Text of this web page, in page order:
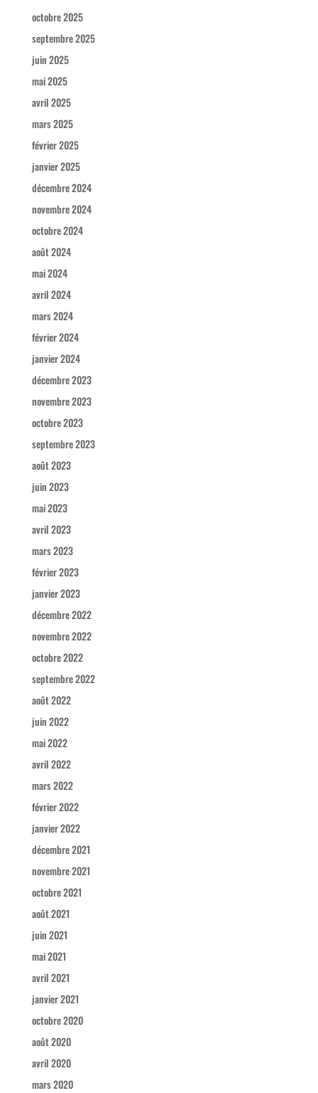
octobre 2025
septembre 2025
juin 2025
mai 2025
avril 2025
mars 2025
février 2025
janvier 2025
décembre 2024
novembre 2024
octobre 2024
août 2024
mai 2024
avril 2024
mars 2024
février 2024
janvier 2024
décembre 2023
novembre 2023
octobre 2023
septembre 2023
août 2023
juin 2023
mai 2023
avril 2023
mars 2023
février 2023
janvier 2023
décembre 2022
novembre 2022
octobre 2022
septembre 2022
août 2022
juin 2022
mai 2022
avril 2022
mars 2022
février 2022
janvier 2022
décembre 2021
novembre 2021
octobre 2021
août 2021
juin 2021
mai 2021
avril 2021
janvier 2021
octobre 2020
août 2020
avril 2020
mars 2020